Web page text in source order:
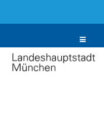
Toggle